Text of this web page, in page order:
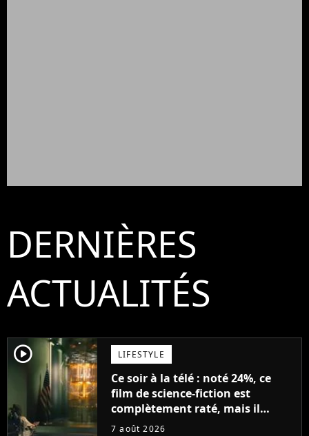
DERNIÈRES
ACTUALITÉS
player2 LIFESTYLE
Ce soir à la télé : noté 24%, ce
film de science-fiction est
complètement raté, mais il
aurait pu être encore pire à
7 août 2026